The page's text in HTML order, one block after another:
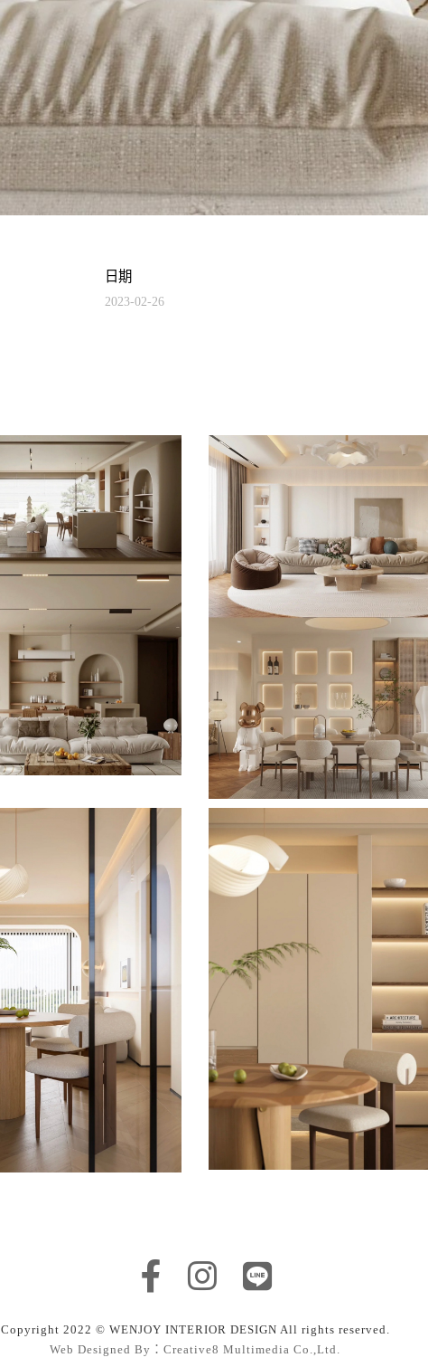
日期
2023-02-26
Copyright 2022 © WENJOY INTERIOR DESIGN All rights reserved.
Web Designed By：Creative8 Multimedia Co.,Ltd.